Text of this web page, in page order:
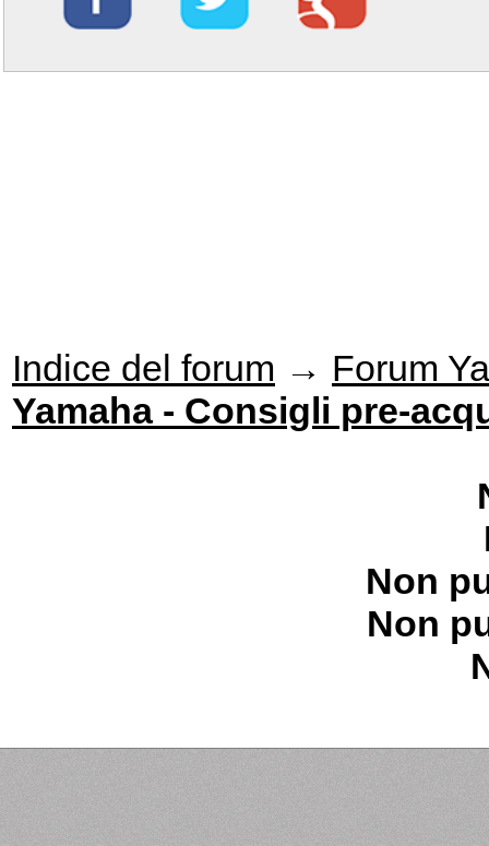
Indice del forum → Forum
Yamaha - Consigli pre-
Non
Non